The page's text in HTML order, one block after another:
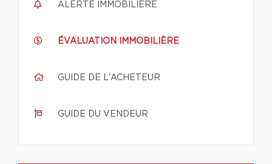
ALERTE IMMOBILIÈRE
ÉVALUATION IMMOBILIÈRE
GUIDE DE L'ACHETEUR
GUIDE DU VENDEUR